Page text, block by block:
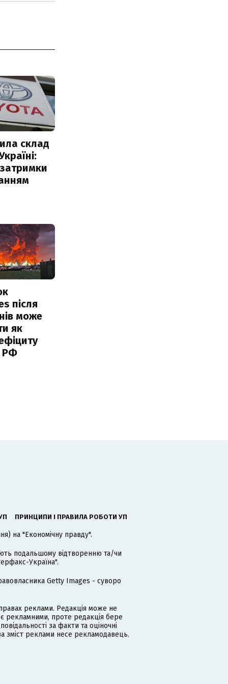
склад
після
може
як
РФ
ПРИНЦИПИ І ПРАВИЛА РОБОТИ УП
на "Економічну правду".
подальшому відтворенню та/чи
Україна".
Getty Images - суворо
реклами. Редакція може не
рекламними, проте редакція бере
за факти та оціночні
зміст реклами несе рекламодавець.